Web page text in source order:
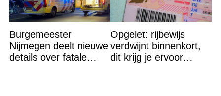
Burgemeester
Nijmegen deelt nieuwe
details over fatale
Opgelet: rijbewijs
verdwijnt binnenkort,
dit krijg je ervoor